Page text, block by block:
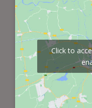
Click to